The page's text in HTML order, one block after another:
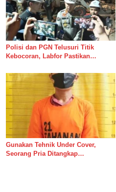
Polisi dan PGN Telusuri Titik
Kebocoran, Labfor Pastikan
Akumulasi Gas
Gunakan Tehnik Under Cover,
Seorang Pria Ditangkap